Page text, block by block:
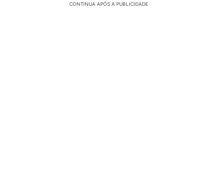
CONTINUA APÓS A PUBLICIDADE